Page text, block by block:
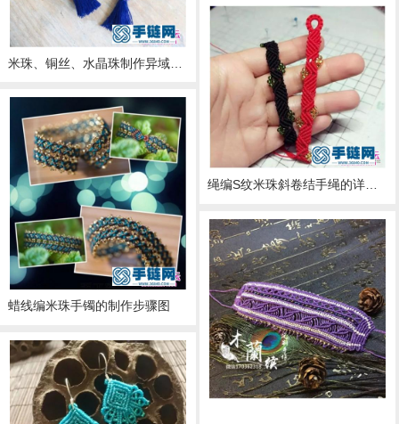
米珠、铜丝、水晶珠制作异域风格流苏耳环的方法
绳编S纹米珠斜卷结手绳的详细编制教程
蜡线编米珠手镯的制作步骤图